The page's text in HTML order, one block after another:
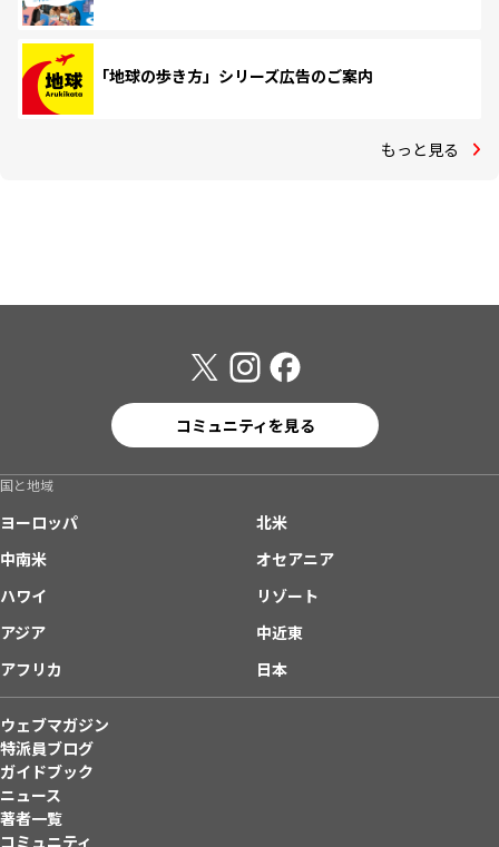
「地球の歩き方」シリーズ広告のご案内
もっと見る
コミュニティを見る
国と地域
ヨーロッパ
北米
中南米
オセアニア
ハワイ
リゾート
アジア
中近東
アフリカ
日本
ウェブマガジン
特派員ブログ
ガイドブック
ニュース
著者一覧
コミュニティ